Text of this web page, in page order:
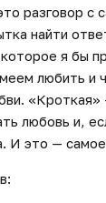
разговор с
найти
я бы
любить и
любовь и,
И это —